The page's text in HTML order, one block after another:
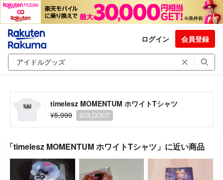
ログイン 会員登録
timelesz MOMENTUM ホワイトTシャツ
¥5,999
SOLDOUT
「timelesz MOMENTUM ホワイトTシャツ」に近い商品